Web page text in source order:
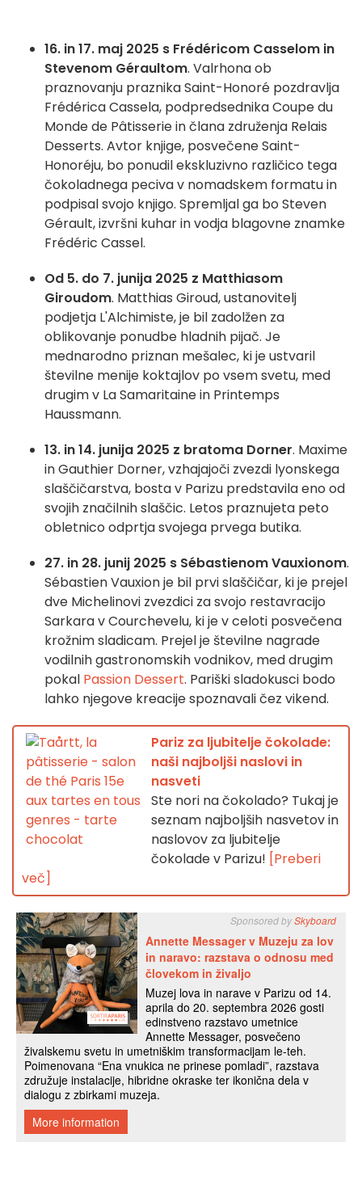
16. in 17. maj 2025 s Frédéricom Casselom in
Stevenom Géraultom. Valrhona ob
praznovanju praznika Saint-Honoré pozdravlja
Frédérica Cassela, podpredsednika Coupe du
Monde de Pâtisserie in člana združenja Relais
Desserts. Avtor knjige, posvečene Saint-
Honoréju, bo ponudil ekskluzivno različico tega
čokoladnega peciva v nomadskem formatu in
podpisal svojo knjigo. Spremljal ga bo Steven
Gérault, izvršni kuhar in vodja blagovne znamke
Frédéric Cassel.
Od 5. do 7. junija 2025 z Matthiasom
Giroudom. Matthias Giroud, ustanovitelj
podjetja L'Alchimiste, je bil zadolžen za
oblikovanje ponudbe hladnih pijač. Je
mednarodno priznan mešalec, ki je ustvaril
številne menije koktajlov po vsem svetu, med
drugim v La Samaritaine in Printemps
Haussmann.
13. in 14. junija 2025 z bratoma Dorner. Maxime
in Gauthier Dorner, vzhajajoči zvezdi lyonskega
slaščičarstva, bosta v Parizu predstavila eno od
svojih značilnih slaščic. Letos praznujeta peto
obletnico odprtja svojega prvega butika.
27. in 28. junij 2025 s Sébastienom Vauxionom.
Sébastien Vauxion je bil prvi slaščičar, ki je prejel
dve Michelinovi zvezdici za svojo restavracijo
Sarkara v Courchevelu, ki je v celoti posvečena
krožnim sladicam. Prejel je številne nagrade
vodilnih gastronomskih vodnikov, med drugim
pokal Passion Dessert. Pariški sladokusci bodo
lahko njegove kreacije spoznavali čez vikend.
Pariz za ljubitelje čokolade:
naši najboljši naslovi in
nasveti
Ste nori na čokolado? Tukaj je
seznam najboljših nasvetov in
naslovov za ljubitelje
čokolade v Parizu! [Preberi
več]